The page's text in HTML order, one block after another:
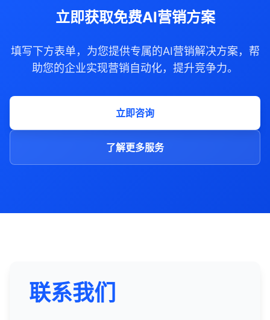
立即获取免费AI营销方案
填写下方表单，为您提供专属的AI营销解决方案，帮
助您的企业实现营销自动化，提升竞争力。
立即咨询
了解更多服务
联系我们